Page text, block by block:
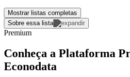
Mostrar listas completas
Sobre essa lista
Premium
Conheça a Plataforma
Econodata